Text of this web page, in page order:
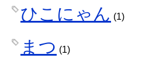
ひこにゃん (1)
まつ (1)